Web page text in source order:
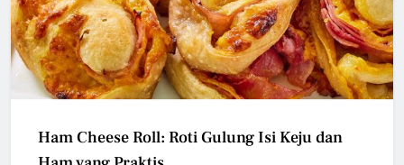
Ham Cheese Roll: Roti Gulung Isi Keju dan